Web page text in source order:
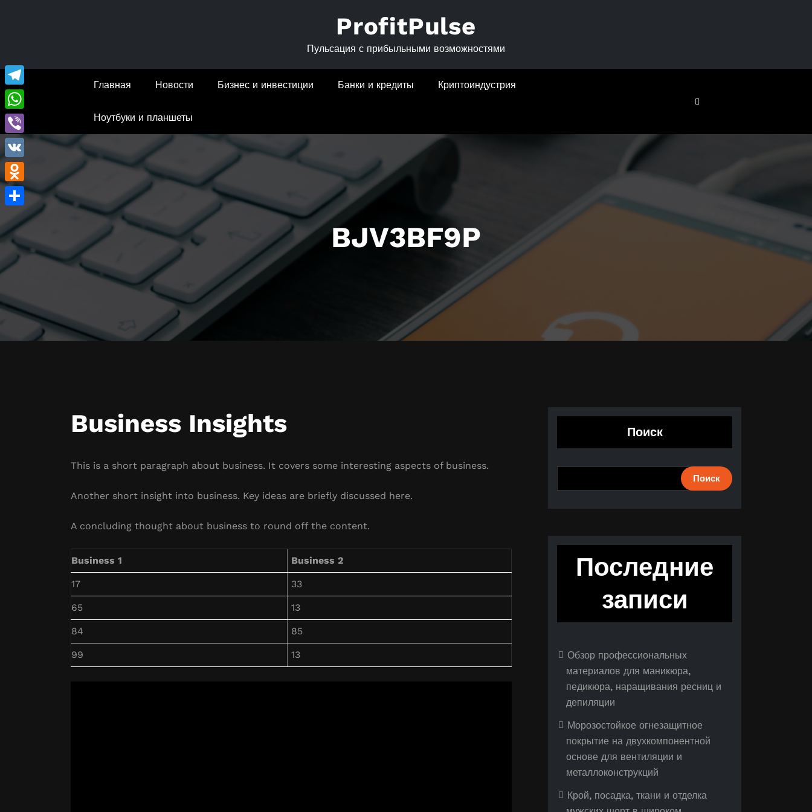
ProfitPulse
Пульсация с прибыльными возможностями
Главная Новости Бизнес и инвестиции Банки и кредиты Криптоиндустрия
Ноутбуки и планшеты
BJV3BF9P
Business Insights
This is a short paragraph about business. It covers some interesting aspects of business.
Another short insight into business. Key ideas are briefly discussed here.
A concluding thought about business to round off the content.
Business 1 Business 2
17 33
65 13
84 85
99 13
Поиск
Поиск
Последние
записи
Обзор профессиональных
материалов для маникюра,
педикюра, наращивания ресниц и
депиляции
Морозостойкое огнезащитное
покрытие на двухкомпонентной
основе для вентиляции и
металлоконструкций
Крой, посадка, ткани и отделка
Telegram
WhatsApp
Viber
VK
Odnoklassniki
Отправить